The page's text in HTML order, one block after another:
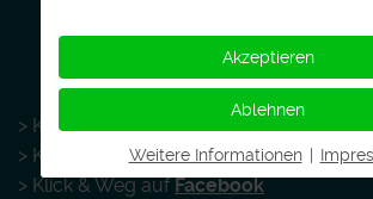
> Klick & Weg aufLinkedIn
> Klick & Weg aufInstagram
> Klick & Weg auf Facebook
Akzeptieren
Ablehnen
Weitere Informationen |